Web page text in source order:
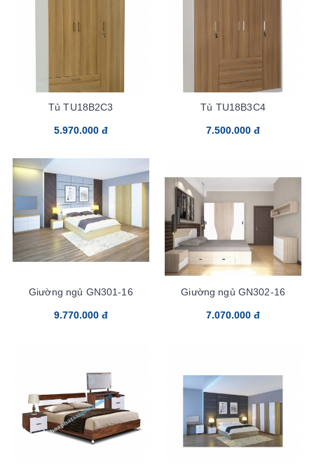
Tủ TU18B2C3
5.970.000 đ
Tủ TU18B3C4
7.500.000 đ
Giường ngủ GN301-16
9.770.000 đ
Giường ngủ GN302-16
7.070.000 đ